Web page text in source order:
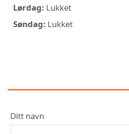
Lørdag: Lukket
Søndag: Lukket
Ditt navn